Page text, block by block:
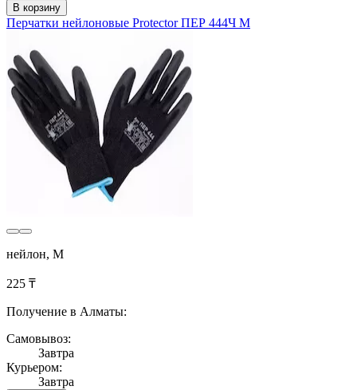
В корзину
Перчатки нейлоновые Protector ПЕР 444Ч M
нейлон, M
225 ₸
Получение в Алматы:
Самовывоз:
Завтра
Курьером:
Завтра